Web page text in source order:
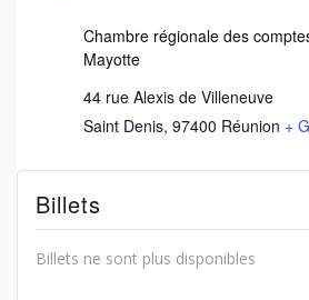
Chambre régionale des
Mayotte
44 rue Alexis de Villeneuve
Saint Denis, 97400 Réunion +
Billets
Billets ne sont plus disponibles